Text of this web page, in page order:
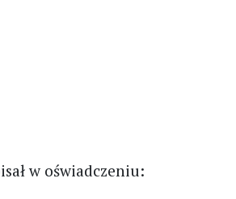
w oświadczeniu: